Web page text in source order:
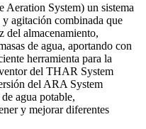
Aeration System) un sistema
agitación combinada que
del almacenamiento,
de agua, aportando con
herramienta para la
del THAR System
del ARA System
agua potable,
y mejorar diferentes